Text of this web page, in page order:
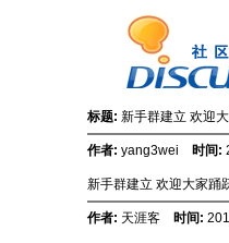
标题: 新手群建立 欢迎
作者: yang3wei 时间:
新手群建立 欢迎大家踊
作者: 天涯客 时间: